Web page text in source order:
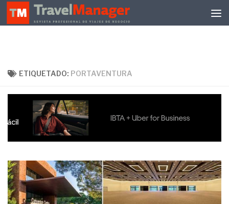
Debajo del contenido
ETIQUETADO: PORTAVENTURA